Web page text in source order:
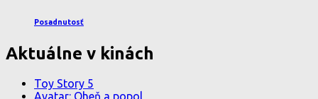
Posadnutosť
Aktuálne v kinách
Toy Story 5